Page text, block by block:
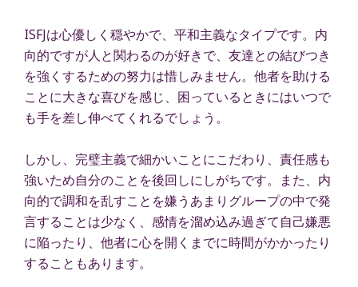
ISFJは心優しく穏やかで、平和主義なタイプです。内
向的ですが人と関わるのが好きで、友達との結びつき
を強くするための努力は惜しみません。他者を助ける
ことに大きな喜びを感じ、困っているときにはいつで
も手を差し伸べてくれるでしょう。
しかし、完璧主義で細かいことにこだわり、責任感も
強いため自分のことを後回しにしがちです。また、内
向的で調和を乱すことを嫌うあまりグループの中で発
言することは少なく、感情を溜め込み過ぎて自己嫌悪
に陥ったり、他者に心を開くまでに時間がかかったり
することもあります。